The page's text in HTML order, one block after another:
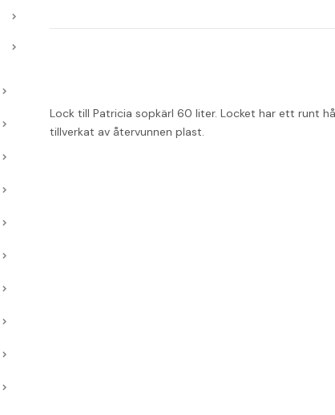
Lock till Patricia sopkärl 60 liter. Locket har ett runt
tillverkat av återvunnen plast.